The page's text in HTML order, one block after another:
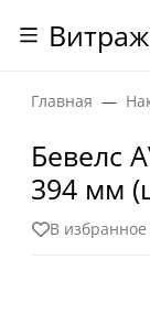
Главная
Бевелс
394 мм
В избранное